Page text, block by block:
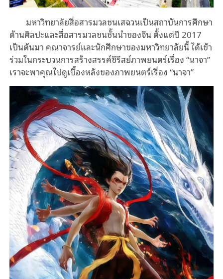
มหาวิทยาลัยสื่อสารมวลชนเสฉวนเป็นสถาบันการศึกษา
ด้านศิลปะและสื่อสารมวลชนชั้นนำของจีน ตั้งแต่ปี 2017
เป็นต้นมา คณาจารย์และนักศึกษาของมหาวิทยาลัยนี้ ได้เข้า
ร่วมในกระบวนการสร้างสรรค์ซีรีสย์ภาพยนตร์เรื่อง “นาจา”
เราจะพาคุณไปดูเบื้องหลังของภาพยนตร์เรื่อง “นาจา”